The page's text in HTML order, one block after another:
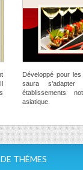
Développé pour
saura
établissements
asiatique.
THÈMES